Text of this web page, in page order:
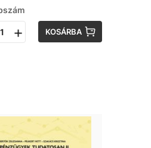
+ KOSÁRBA